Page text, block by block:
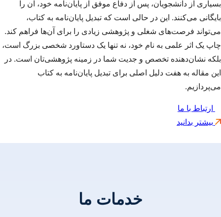
بسیاری از دانشجویان، پس از دفاع موفق از پایان‌نامه خود، آن را
بایگانی می‌کنند. این در حالی است که تبدیل پایان‌نامه به کتاب،
می‌تواند فرصت‌های شغلی و پژوهشی زیادی را برای آن‌ها فراهم کند.
چاپ یک اثر علمی به نام خود، نه تنها یک دستاورد شخصی بزرگ است،
بلکه نشان‌دهنده تخصص و جدیت شما در زمینه پژوهشی‌تان است. در
این مقاله به هفت دلیل اصلی برای تبدیل پایان‌نامه به کتاب
می‌پردازیم.
ارتباط با ما
بیشتر بدانید
خدمات ما